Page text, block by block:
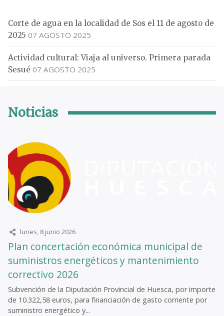
Corte de agua en la localidad de Sos el 11 de agosto de
2025 07 AGOSTO 2025
Actividad cultural: Viaja al universo. Primera parada
Sesué 07 AGOSTO 2025
Noticias
lunes, 8 junio 2026
Plan concertación económica municipal de
suministros energéticos y mantenimiento
correctivo 2026
Subvención de la Diputación Provincial de Huesca, por importe
de 10.322,58 euros, para financiación de gasto corriente por
suministro energético y...